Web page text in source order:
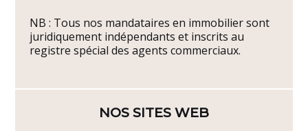
NB : Tous nos mandataires en immobilier sont
juridiquement indépendants et inscrits au
registre spécial des agents commerciaux.
NOS SITES WEB